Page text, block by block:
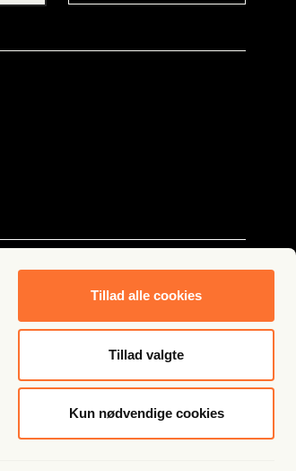
Tillad alle cookies
Tillad valgte
Kun nødvendige cookies
os